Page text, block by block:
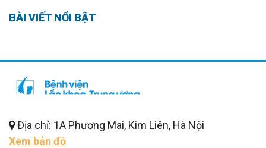
BÀI VIẾT NỔI BẬT
Địa chỉ: 1A Phương Mai, Kim Liên, Hà Nội
Xem bản đồ